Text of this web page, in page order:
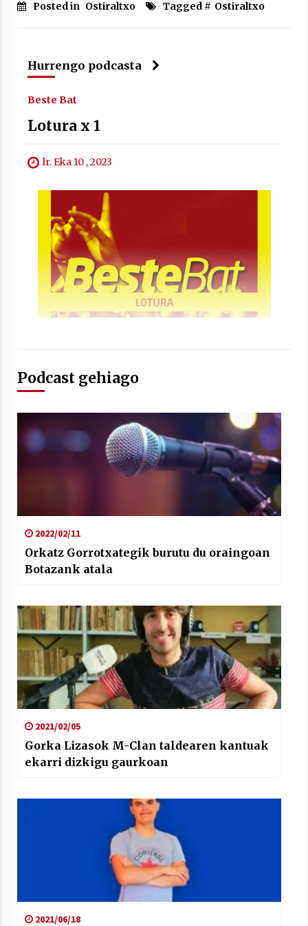
Arrosaren 20 urteez
Zebrabidearen denboraldi amaiera
EHZtik
2021/07/01
Arrosaren laburpen bideoa Hamaika
Telebistaren eskutik
2021/06/30
Posted in Ostiraltxo Tagged # Ostiraltxo
Hurrengo podcasta
Beste Bat
Lotura x 1
lr. Eka 10 , 2023
Podcast gehiago
2022/02/11
Orkatz Gorrotxategik burutu du oraingoan
Botazank atala
2021/02/05
Gorka Lizasok M-Clan taldearen kantuak
ekarri dizkigu gaurkoan
2021/06/18